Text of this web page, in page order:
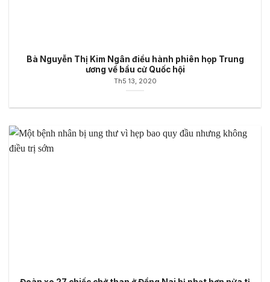
Bà Nguyễn Thị Kim Ngân điều hành phiên họp Trung
ương về bầu cử Quốc hội
Th5 13, 2020